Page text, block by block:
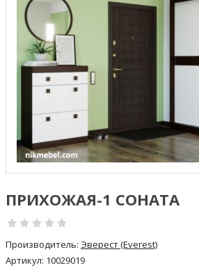
ПРИХОЖАЯ-1 СОНАТА
Производитель: Эверест (Everest)
Артикул: 10029019